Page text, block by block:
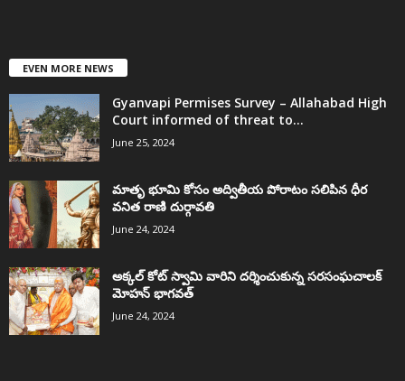
EVEN MORE NEWS
Gyanvapi Permises Survey – Allahabad High
Court informed of threat to...
June 25, 2024
మాతృ భూమి కోసం అద్వితీయ పోరాటం సలిపిన ధీర
వనిత రాణి దుర్గావతి
June 24, 2024
అక్కల్‌ కోట్‌ స్వామి వారిని దర్శించుకున్న సరసంఘచాలక్
మోహన్ భాగవత్
June 24, 2024